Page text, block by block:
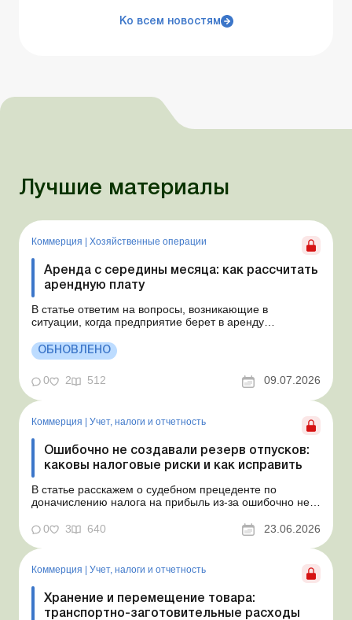
Ко всем новостям
Лучшие материалы
Коммерция Хозяйственные операции
Аренда с середины месяца: как рассчитать
арендную плату
В статье ответим на вопросы, возникающие в
ситуации, когда предприятие берет в аренду
действовать с середины месяца. Предприятие
арендует у физлица автомобиль с 15.07.2026.
Согласно условиям договора арендная плата
составляет 4 000 грн в месяц. Возн...
ОБНОВЛЕНО
0 2 512 09.07.2026
Коммерция | Учет, налоги и отчетность
Ошибочно не создавали резерв отпусков:
каковы налоговые риски и как исправить
В статье расскажем о судебном прецеденте по
доначислению налога на прибыль из-за ошибочно не
рекомендации, как минимизировать налоговые риски.
Проблемные расходы: налоговые риски и судебная
практика Понимаем ваши волнения в связи с
ошибочным несоздан...
0 3 640 23.06.2026
Коммерция | Учет, налоги и отчетность
Хранение и перемещение товара:
транспортно-заготовительные расходы